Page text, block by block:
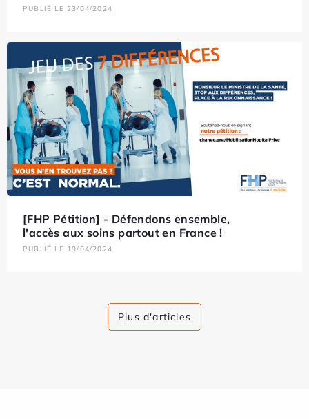
PUBLIÉ LE 23/04/2024
[FHP Pétition] - Défendons ensemble,
l'accès aux soins partout en France !
PUBLIÉ LE 19/04/2024
Plus d'articles